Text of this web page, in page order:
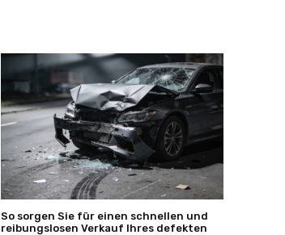
So sorgen Sie für einen schnellen und
reibungslosen Verkauf Ihres defekten